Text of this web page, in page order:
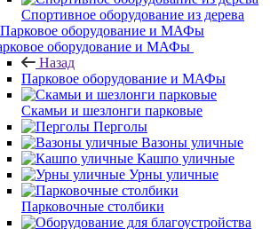
Спортивное оборудование из дерева
оборудование и МАФы
Назад
Парковое оборудование и МАФы
Скамьи и шезлонги парковые
Перголы
Вазоны уличные
Кашпо уличные
Урны уличные
Парковочные столбики